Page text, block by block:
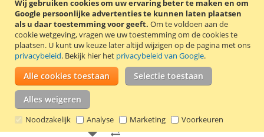
Wij gebruiken cookies om uw ervaring beter te maken en om
Google persoonlijke advertenties te kunnen laten plaatsen
als u daar toestemming voor geeft. Om te voldoen aan de
cookie wetgeving, vragen we uw toestemming om de cookies te
plaatsen. U kunt uw keuze later altijd wijzigen op de pagina met ons
privacybeleid. Bekijk hier het privacybeleid van Google.
Alle cookies toestaan Selectie toestaan
Alles weigeren
Noodzakelijk Analyse Marketing Voorkeuren
VERLANGLIJST
VERGELIJKEN
tanden per inch en is geschikt voor het
zagen van gipsplaten.Lees verder
Beugelzaag met 3 zaagbladen 300 mm
Mannesmann 30130
€ 9,55
Incl. 21% BTW
VOEGTOEVOEGEN